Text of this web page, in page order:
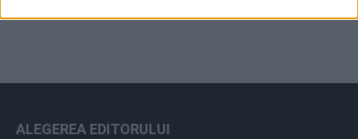
ALEGEREA EDITORULUI